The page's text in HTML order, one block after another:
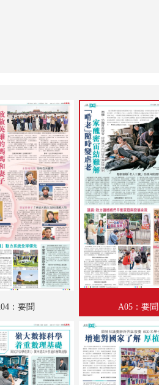
：要聞 A05：要聞